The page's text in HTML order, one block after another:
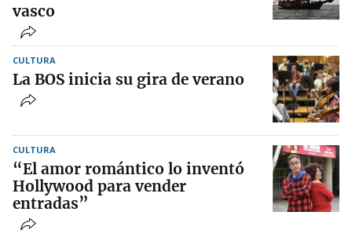
vasco
CULTURA
La BOS inicia su gira de verano
CULTURA
“El amor romántico lo inventó
Hollywood para vender
entradas”